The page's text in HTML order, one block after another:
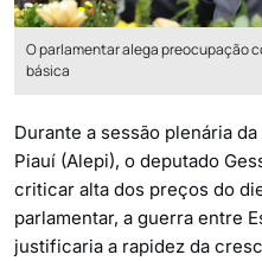
O parlamentar alega preocupação
básica
Durante a sessão plenária
Piauí (Alepi), o deputado
criticar alta dos preços do
parlamentar, a guerra entre
justificaria a rapidez da